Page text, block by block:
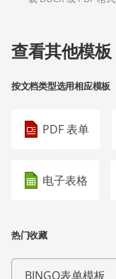
查看其他模板
按文档类型选用相应模板
PDF 表单
电子表格
热门收藏
BINGO表单模板